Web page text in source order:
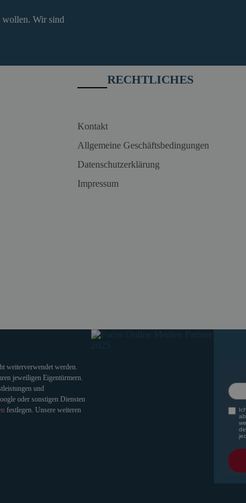
wollen. Wir sind
RECHTLICHES
Kontakt
Allgemeine Geschäftsbedingungen
Datenschutzerklärung
Impressum
weiterverwendet werden.
jeweiligen Eigentürmern.
und
oder sonstigen Diensten
festlegen. Unsere weiteren